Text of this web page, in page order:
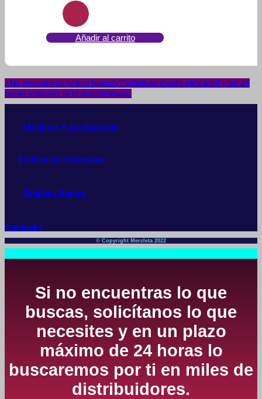
Añadir al carrito
¿No encuentras lo que buscas? solicítalo dando click aquí y en 24
horas o menos te lo encontramos.
Términos y condiciones
Política de Privacidad
Quiénes Somos
Contacto
© Copyright Mercleta 2022
Si no encuentras lo que
buscas, solicítanos lo que
necesites y en un plazo
máximo de 24 horas lo
buscaremos por ti en miles de
distribuidores.